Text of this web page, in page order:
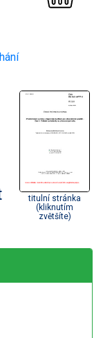
titulní stránka
(kliknutím
zvětšíte)